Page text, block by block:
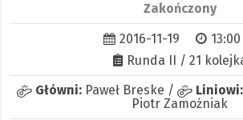
Zakończony
2016-11-19
13:00
Runda II / 21
Główni: Paweł Breske / Liniowi:
Piotr Zamożniak